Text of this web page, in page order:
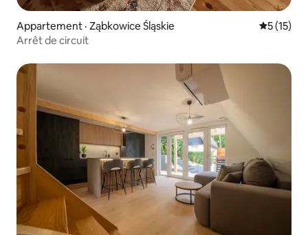
Appartement · Ząbkowice Śląskie Note
5 (15)
Arrêt de circuit